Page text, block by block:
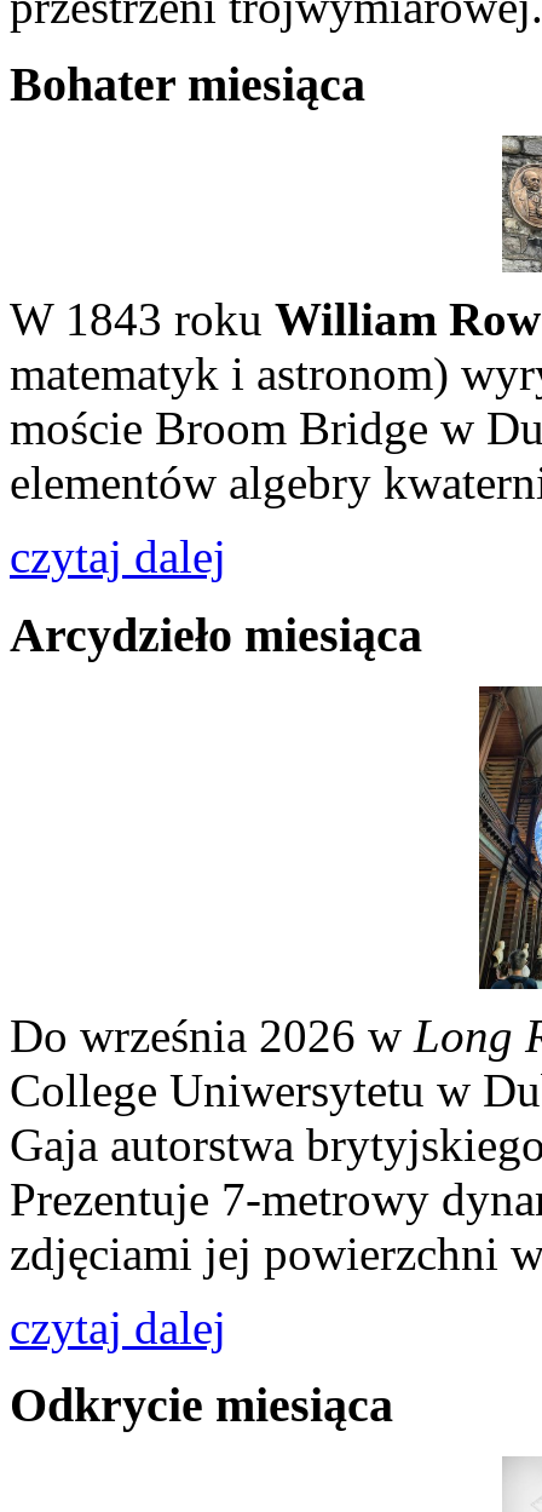
Bohater miesiąca
W 1843 roku William
matematyk i astronom)
moście Broom Bridge w
elementów algebry
czytaj dalej
Arcydzieło miesiąca
Do września 2026 w Long
College Uniwersytetu w
Gaja autorstwa
Prezentuje 7-metrowy
zdjęciami jej powierzchni
czytaj dalej
Odkrycie miesiąca